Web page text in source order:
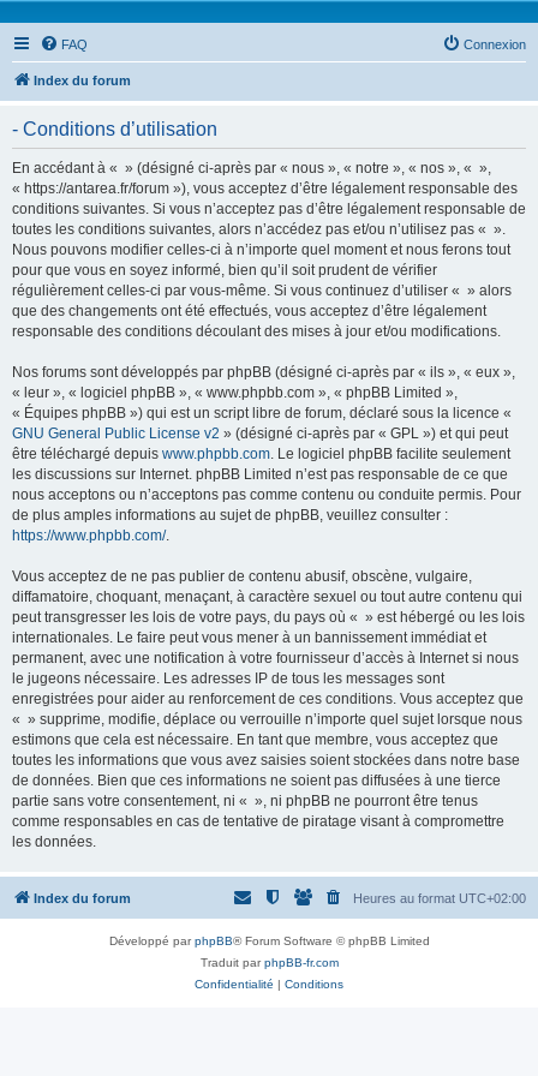
FAQ Connexion
Index du forum
- Conditions d’utilisation
En accédant à « » (désigné ci-après par « nous », « notre », « nos », « »,
« https://antarea.fr/forum »), vous acceptez d’être légalement responsable des
conditions suivantes. Si vous n’acceptez pas d’être légalement responsable de
toutes les conditions suivantes, alors n’accédez pas et/ou n’utilisez pas « ».
Nous pouvons modifier celles-ci à n’importe quel moment et nous ferons tout
pour que vous en soyez informé, bien qu’il soit prudent de vérifier
régulièrement celles-ci par vous-même. Si vous continuez d’utiliser « » alors
que des changements ont été effectués, vous acceptez d’être légalement
responsable des conditions découlant des mises à jour et/ou modifications.
Nos forums sont développés par phpBB (désigné ci-après par « ils », « eux »,
« leur », « logiciel phpBB », « www.phpbb.com », « phpBB Limited »,
« Équipes phpBB ») qui est un script libre de forum, déclaré sous la licence «
GNU General Public License v2 » (désigné ci-après par « GPL ») et qui peut
être téléchargé depuis www.phpbb.com. Le logiciel phpBB facilite seulement
les discussions sur Internet. phpBB Limited n’est pas responsable de ce que
nous acceptons ou n’acceptons pas comme contenu ou conduite permis. Pour
de plus amples informations au sujet de phpBB, veuillez consulter :
https://www.phpbb.com/.
Vous acceptez de ne pas publier de contenu abusif, obscène, vulgaire,
diffamatoire, choquant, menaçant, à caractère sexuel ou tout autre contenu qui
peut transgresser les lois de votre pays, du pays où « » est hébergé ou les lois
internationales. Le faire peut vous mener à un bannissement immédiat et
permanent, avec une notification à votre fournisseur d’accès à Internet si nous
le jugeons nécessaire. Les adresses IP de tous les messages sont
enregistrées pour aider au renforcement de ces conditions. Vous acceptez que
« » supprime, modifie, déplace ou verrouille n’importe quel sujet lorsque nous
estimons que cela est nécessaire. En tant que membre, vous acceptez que
toutes les informations que vous avez saisies soient stockées dans notre base
de données. Bien que ces informations ne soient pas diffusées à une tierce
partie sans votre consentement, ni « », ni phpBB ne pourront être tenus
comme responsables en cas de tentative de piratage visant à compromettre
les données.
Index du forum Heures au format UTC+02:00
Développé parphpBB® Forum Software © phpBB Limited
Traduit parphpBB-fr.com
Confidentialité | Conditions